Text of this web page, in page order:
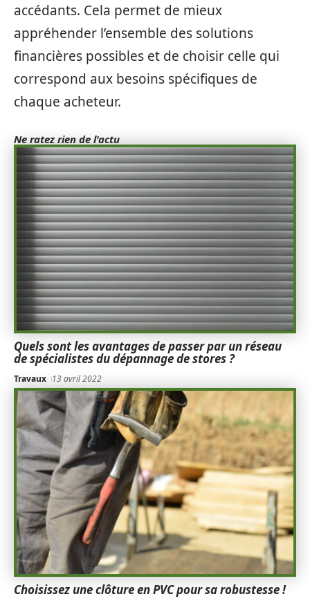
accédants. Cela permet de mieux
appréhender l’ensemble des solutions
financières possibles et de choisir celle qui
correspond aux besoins spécifiques de
chaque acheteur.
Ne ratez rien de l'actu
Quels sont les avantages de passer par un réseau
de spécialistes du dépannage de stores ?
Travaux 13 avril 2022
Choisissez une clôture en PVC pour sa robustesse !